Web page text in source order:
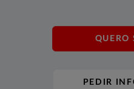
QUERO
PEDIR